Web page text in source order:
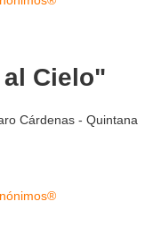
Cielo"
Cárdenas - Quintana